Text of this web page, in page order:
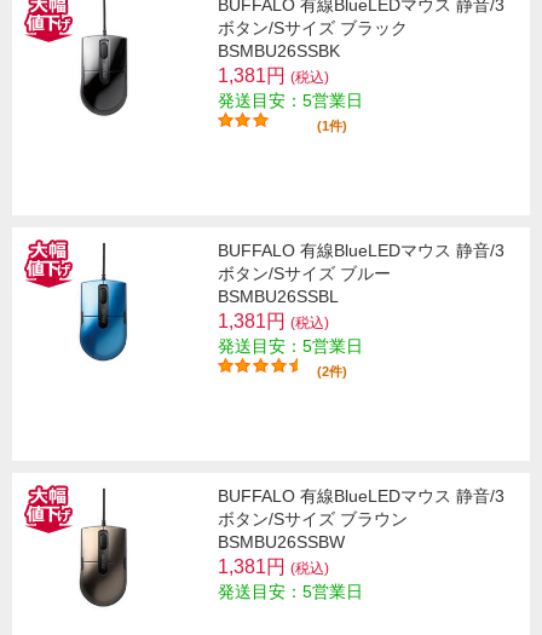
BUFFALO 有線BlueLEDマウス 静音/3
ボタン/Sサイズ ブラック
BSMBU26SSBK
1,381円 (税込)
発送目安：5営業日
(1件)
BUFFALO 有線BlueLEDマウス 静音/3
ボタン/Sサイズ ブルー
BSMBU26SSBL
1,381円 (税込)
発送目安：5営業日
(2件)
BUFFALO 有線BlueLEDマウス 静音/3
ボタン/Sサイズ ブラウン
BSMBU26SSBW
1,381円 (税込)
発送目安：5営業日